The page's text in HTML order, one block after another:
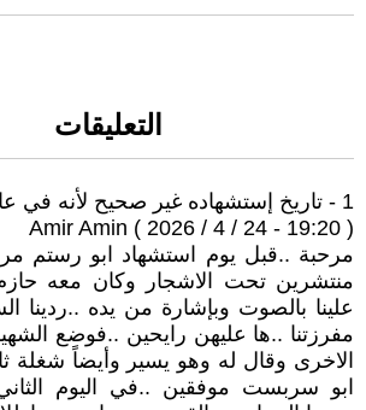
التعليقات
1 - تاريخ إستشهاده غير صحيح لأنه في عام 1982..!
Amir Amin ( 2026 / 4 / 24 - 19:20 )
مرحبة ..قبل يوم استشهاد ابو رستم مر
منتشرين تحت الاشجار وكان معه
علينا بالصوت وبإشارة من يده ..ردينا
مفرزتنا ..ها عليهن رايحين ..فوضع
الاخرى وقال له وهو يسير وأيضاً شغلة
ابو سربست موفقين ..في اليوم الثاني